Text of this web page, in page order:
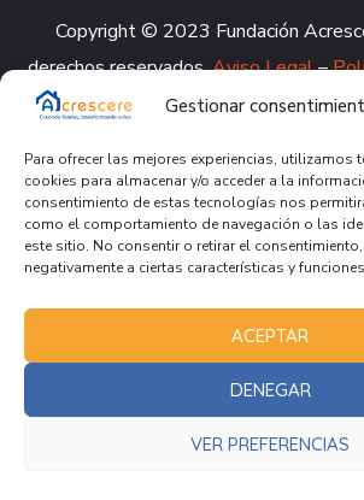
Gestionar
Para ofrecer las mejores experiencias,
cookies para almacenar y/o acceder a la
consentimiento de estas tecnologías nos
como el comportamiento de navegación o las
este sitio. No consentir o retirar el
negativamente a ciertas características y
ACEPTAR
DENEGAR
VER PREFERENCIAS
Copyright © 2023 Fundación
derechos reservados.Aviso Legal–
–Política de Cookies–Política de